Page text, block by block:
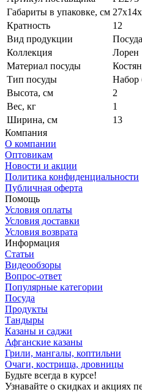
Габариты в упаковке, см
Кратность
12
Вид продукции
Посуда
Коллекция
Лорен
Материал посуды
Тип посуды
Набор
Высота, см
2
Вес, кг
1
Ширина, см
13
Компания
О компании
Оптовикам
Новости и акции
Политика конфиденциальности
Публичная оферта
Помощь
Условия оплаты
Условия доставки
Условия возврата
Информация
Статьи
Видеообзоры
Вопрос-ответ
Популярные категории
Посуда
Продукты
Тандыры
Казаны и саджи
Афганские казаны
Грили, мангалы, коптильни
Очаги, кострища, дровницы
Будьте всегда в курсе!
Узнавайте о скидках и акциях